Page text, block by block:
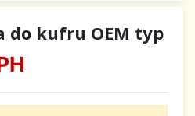
do kufru OEM typ